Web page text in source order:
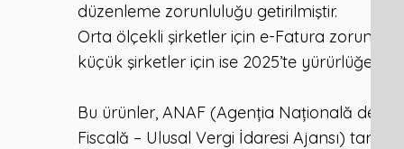
düzenleme zorunluluğu getirilmiştir.
Orta ölçekli şirketler için e-Fatura
küçük şirketler için ise 2025’te yürürlüğe
Bu ürünler, ANAF (Agenția Națională de
Fiscală – Ulusal Vergi İdaresi Ajansı)